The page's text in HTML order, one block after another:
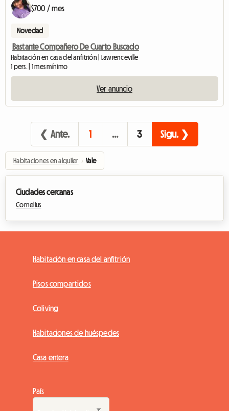
$700 / mes
Novedad
Bastante Compañero De Cuarto Buscado
Habitación en casa del anfitrión | Lawrenceville
1 pers. | 1 mes mínimo
Ver anuncio
❮ Ante. 1 … 3 Sigu. ❯
Habitaciones en alquiler › Vale
Ciudades cercanas
Cornelius
Habitación en casa del anfitrión
Pisos compartidos
Coliving
Habitaciones de huéspedes
Casa entera
País